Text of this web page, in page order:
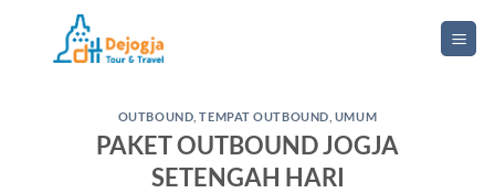
content
OUTBOUND ,TEMPAT OUTBOUND UMUM
PAKET OUTBOUND JOGJA
SETENGAH HARI